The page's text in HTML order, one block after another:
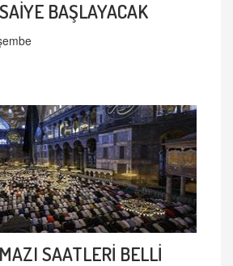
BAŞLAYACAK
SAATLERİ BELLİ